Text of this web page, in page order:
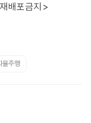
배포금지>
율주행